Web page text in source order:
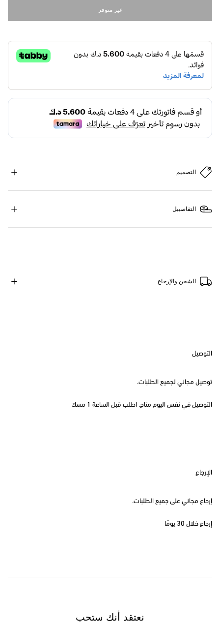
غير متوفر
التصميم
التفاصييل
الشحن والإرجاع
التوصيل
توصيل مجاني لجميع الطلبات.
التوصيل في نفس اليوم متاح. اطلب قبل الساعة 1 مساءً
الإرجاع
إرجاع مجاني على جميع الطلبات.
إرجاع خلال 30 يومًا
نعتقد أنك ستحب